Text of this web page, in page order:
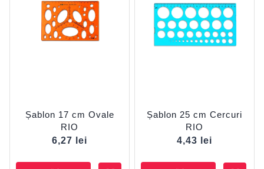
Șablon 17 cm Ovale
RIO
6,27
lei
Șablon 25 cm Cercuri
RIO
4,43
lei